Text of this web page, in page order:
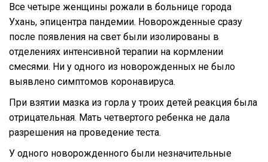
Все четыре женщины рожали в больнице города
Ухань, эпицентра пандемии. Новорожденные сразу
после появления на свет были изолированы в
отделениях интенсивной терапии на кормлении
смесями. Ни у одного из новорожденных не было
выявлено симптомов коронавируса.
При взятии мазка из горла у троих детей реакция была
отрицательная. Мать четвертого ребенка не дала
разрешения на проведение теста.
У одного новорожденного были незначительные